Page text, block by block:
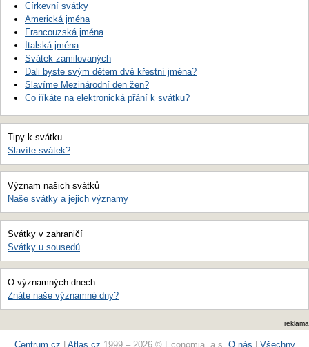
Církevní svátky
Americká jména
Francouzská jména
Italská jména
Svátek zamilovaných
Dali byste svým dětem dvě křestní jména?
Slavíme Mezinárodní den žen?
Co říkáte na elektronická přání k svátku?
Tipy k svátku
Slavíte svátek?
Význam našich svátků
Naše svátky a jejich významy
Svátky v zahraničí
Svátky u sousedů
O významných dnech
Znáte naše významné dny?
reklama
Centrum.cz Atlas.cz 1999 – 2026 © Economia, a.s. O nás Všechny